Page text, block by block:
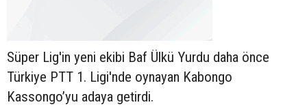
Süper Lig'in yeni ekibi Baf Ülkü Yurdu daha önce
Türkiye PTT 1. Ligi'nde oynayan Kabongo
Kassongo’yu adaya getirdi.